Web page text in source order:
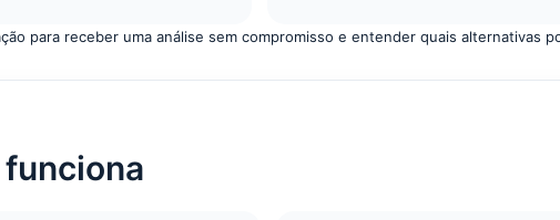
para receber uma análise sem compromisso e entender quais alternativas